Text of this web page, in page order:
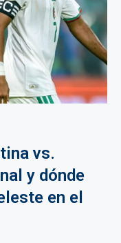
vs.
y dónde
en el